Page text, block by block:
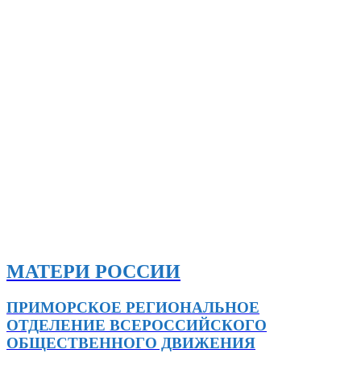
МАТЕРИ РОССИИ
ПРИМОРСКОЕ РЕГИОНАЛЬНОЕ
ОТДЕЛЕНИЕ ВСЕРОССИЙСКОГО
ОБЩЕСТВЕННОГО ДВИЖЕНИЯ